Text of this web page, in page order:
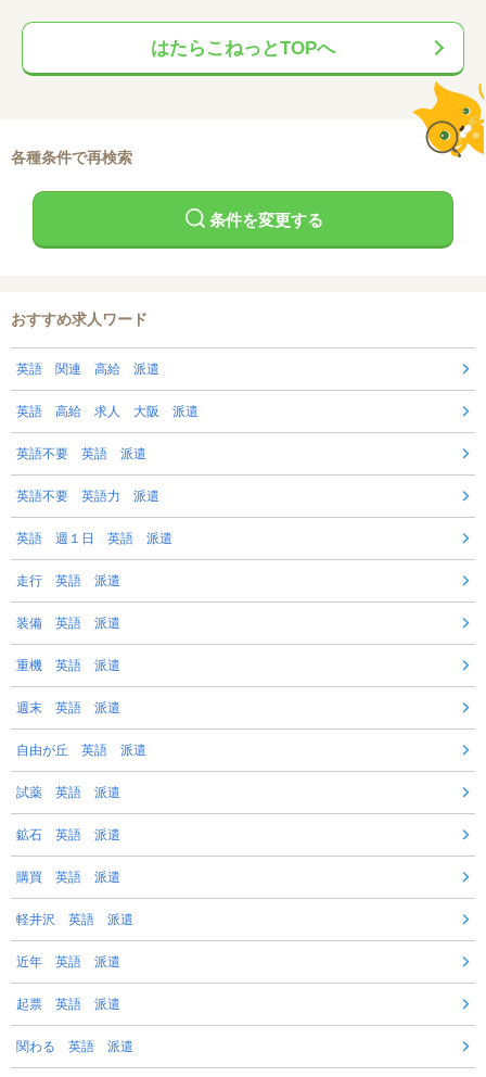
はたらこねっとTOPへ
各種条件で再検索
条件を変更する
おすすめ求人ワード
英語 関連 高給 派遣
英語 高給 求人 大阪 派遣
英語不要 英語 派遣
英語不要 英語力 派遣
英語 週１日 英語 派遣
走行 英語 派遣
装備 英語 派遣
重機 英語 派遣
週末 英語 派遣
自由が丘 英語 派遣
試薬 英語 派遣
鉱石 英語 派遣
購買 英語 派遣
軽井沢 英語 派遣
近年 英語 派遣
起票 英語 派遣
関わる 英語 派遣